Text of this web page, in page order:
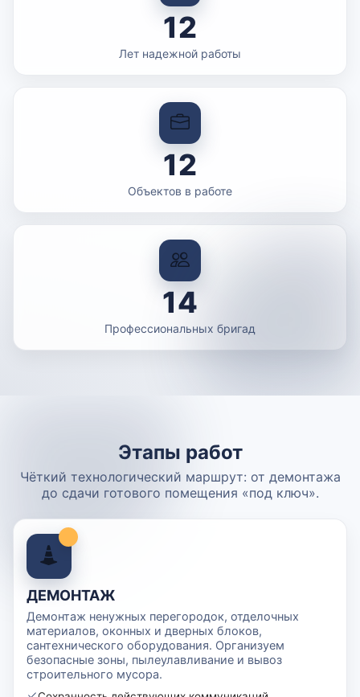
12
Лет надежной работы
12
Объектов в работе
14
Профессиональных бригад
Этапы работ
Чёткий технологический маршрут: от демонтажа
до сдачи готового помещения «под ключ».
ДЕМОНТАЖ
Демонтаж ненужных перегородок, отделочных
материалов, оконных и дверных блоков,
сантехнического оборудования. Организуем
безопасные зоны, пылеулавливание и вывоз
строительного мусора.